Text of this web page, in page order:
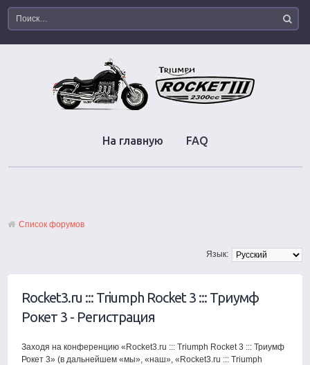
На главную FAQ
Список форумов
Язык:
Rocket3.ru ::: Triumph Rocket 3 ::: Триумф
Рокет 3 - Регистрация
Заходя на конференцию «Rocket3.ru ::: Triumph Rocket 3 ::: Триумф
Рокет 3» (в дальнейшем «мы», «наш», «Rocket3.ru ::: Triumph